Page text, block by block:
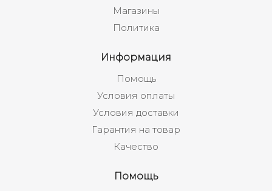
Магазины
Политика
Информация
Помощь
Условия оплаты
Условия доставки
Гарантия на товар
Качество
Помощь